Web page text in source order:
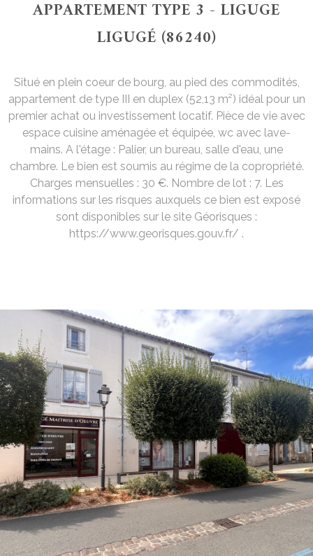
APPARTEMENT TYPE 3 - LIGUGE
LIGUGÉ (86240)
Situé en plein coeur de bourg, au pied des commodités,
appartement de type III en duplex (52,13 m²) idéal pour un
premier achat ou investissement locatif. Pièce de vie avec
espace cuisine aménagée et équipée, wc avec lave-
mains. A l'étage : Palier, un bureau, salle d'eau, une
chambre. Le bien est soumis au régime de la copropriété.
Charges mensuelles : 30 €. Nombre de lot : 7. Les
informations sur les risques auxquels ce bien est exposé
sont disponibles sur le site Géorisques :
https://www.georisques.gouv.fr/ .